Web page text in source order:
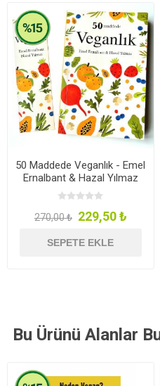
50 Maddede Veganlık - Emel
Ernalbant & Hazal Yılmaz
270,00 ₺ 229,50 ₺
SEPETE EKLE
Bu Ürünü Alanlar